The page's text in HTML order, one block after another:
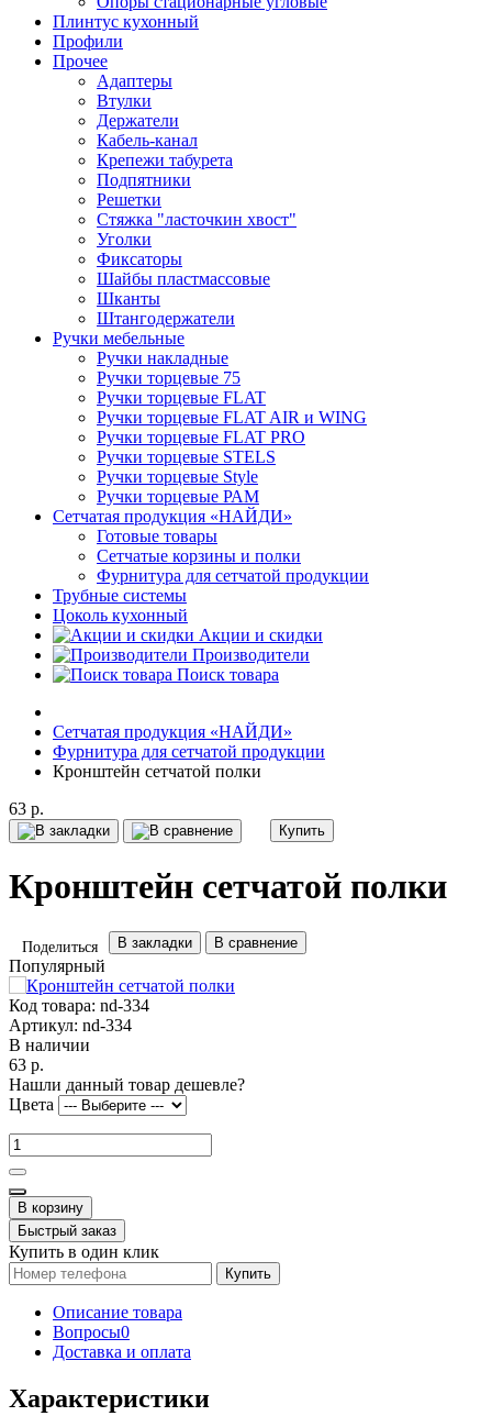
Плинтус кухонный
Профили
Прочее
Адаптеры
Втулки
Держатели
Кабель-канал
Крепежи табурета
Подпятники
Решетки
Стяжка "ласточкин хвост"
Уголки
Фиксаторы
Шайбы пластмассовые
Шканты
Штангодержатели
Ручки мебельные
Ручки накладные
Ручки торцевые 75
Ручки торцевые FLAT
Ручки торцевые FLAT AIR и WING
Ручки торцевые FLAT PRO
Ручки торцевые STELS
Ручки торцевые Style
Ручки торцевые РАМ
Сетчатая продукция «НАЙДИ»
Готовые товары
Сетчатые корзины и полки
Фурнитура для сетчатой продукции
Трубные системы
Цоколь кухонный
Акции и скидки
Производители
Поиск товара
Сетчатая продукция «НАЙДИ»
Фурнитура для сетчатой продукции
Кронштейн сетчатой полки
63 р.
Купить
Кронштейн сетчатой полки
Поделиться В закладки В сравнение
Популярный
Код товара: nd-334
Артикул: nd-334
В наличии
63 р.
Нашли данный товар дешевле?
Цвета
В корзину
Быстрый заказ
Купить в один клик
Купить
Описание товара
Вопросы0
Доставка и оплата
Характеристики